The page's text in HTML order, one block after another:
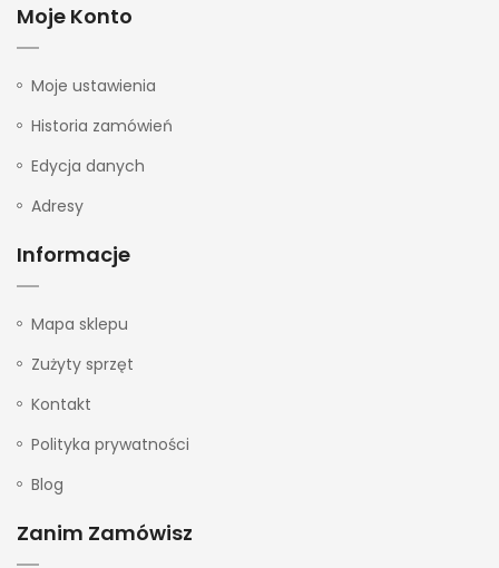
Moje Konto
Moje ustawienia
Historia zamówień
Edycja danych
Adresy
Informacje
Mapa sklepu
Zużyty sprzęt
Kontakt
Polityka prywatności
Blog
Zanim Zamówisz